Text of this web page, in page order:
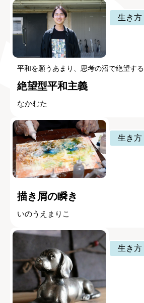
生き方
平和を願うあまり、思考の沼で絶望する
絶望型平和主義
なかむた
生き方
描き屑の瞬き
いのうえまりこ
生き方